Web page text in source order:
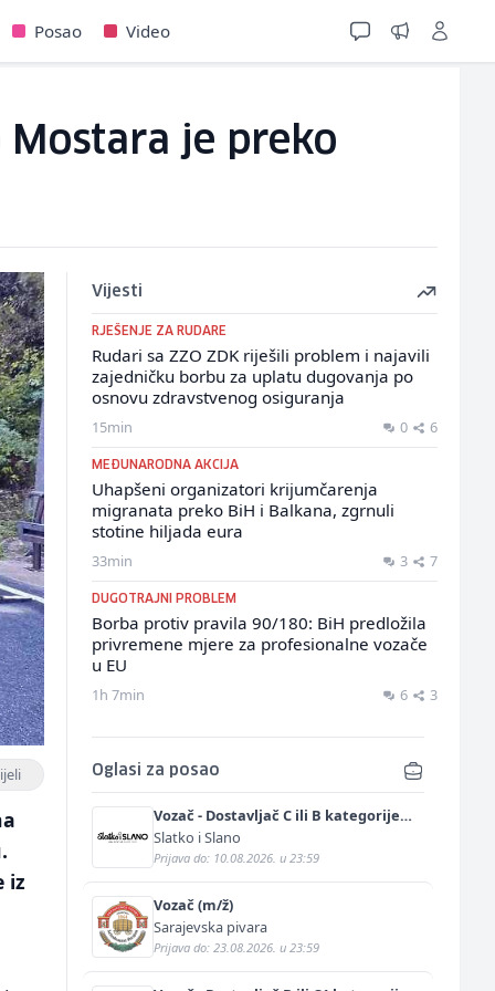
Posao Video
je preko
iz
Vijesti
RJEŠENJE ZA RUDARE
Rudari sa ZZO ZDK riješili problem i najavili
zajedničku borbu za uplatu dugovanja po
osnovu zdravstvenog osiguranja
15min 0 6
MEĐUNARODNA AKCIJA
Uhapšeni organizatori krijumčarenja
migranata preko BiH i Balkana, zgrnuli
stotine hiljada eura
33min 3 7
DUGOTRAJNI PROBLEM
Borba protiv pravila 90/180: BiH predložila
privremene mjere za profesionalne vozače
u EU
1h 7min 6 3
Oglasi za posao
Vozač - Dostavljač C ili B kategorije
(m/ž)
Slatko i Slano
Prijava do: 10.08.2026. u 23:59
Vozač (m/ž)
Sarajevska pivara
Prijava do: 23.08.2026. u 23:59